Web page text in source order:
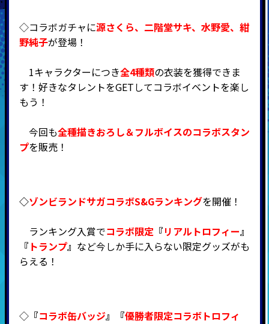
◇コラボガチャに源さくら、二階堂サキ、水野愛、紺
野純子が登場！
1キャラクターにつき全4種類の衣装を獲得できま
す！好きなタレントをGETしてコラボイベントを楽し
もう！
今回も全種描きおろし＆フルボイスのコラボスタン
プを販売！
◇ゾンビランドサガコラボS&Gランキングを開催！
ランキング入賞でコラボ限定『リアルトロフィー』
『 トランプ』 など今しか手に入らない限定グッズがも
らえる！
◇『コラボ缶バッジ』『優勝者限定コラボトロフィ